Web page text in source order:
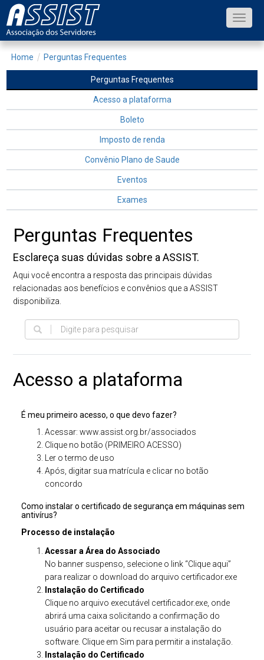
Toggle
Home Perguntas Frequentes
Perguntas Frequentes
Acesso a plataforma
Boleto
Imposto de renda
Convênio Plano de Saude
Eventos
Exames
Perguntas Frequentes
Esclareça suas dúvidas sobre a ASSIST.
Aqui você encontra a resposta das principais dúvidas
relacionadas aos benefícios e convênios que a ASSIST
disponibiliza.
Acesso a plataforma
É meu primeiro acesso, o que devo fazer?
Acessar: www.assist.org.br/associados
Clique no botão (PRIMEIRO ACESSO)
Ler o termo de uso
Após, digitar sua matrícula e clicar no botão
concordo
Como instalar o certificado de segurança em máquinas sem
antivírus?
Processo de instalação
Acessar a Área do Associado
No banner suspenso, selecione o link “Clique aqui”
para realizar o download do arquivo certificador.exe
Instalação do Certificado
Clique no arquivo executável certificador.exe, onde
abrirá uma caixa solicitando a confirmação do
usuário para aceitar ou recusar a instalação do
software. Clique em Sim para permitir a instalação.
Instalação do Certificado